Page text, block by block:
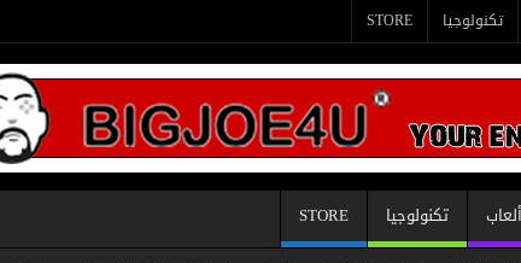
تكنولوجيا STORE
ألعاب تكنولوجيا
STORE